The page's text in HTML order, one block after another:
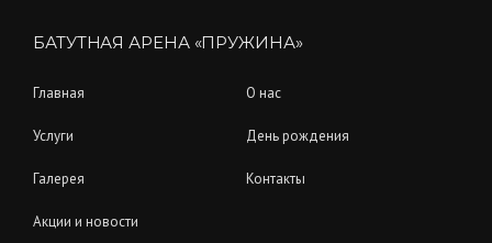
БАТУТНАЯ АРЕНА «ПРУЖИНА»
Главная О нас
Услуги День рождения
Галерея Контакты
Акции и новости